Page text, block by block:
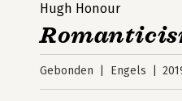
Hugh Honour
Gebonden Engels